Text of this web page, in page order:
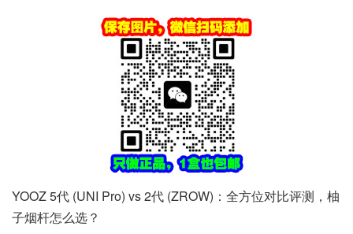
YOOZ 5代 (UNI Pro) vs 2代 (ZROW)：全方位对比评测，柚
子烟杆怎么选？